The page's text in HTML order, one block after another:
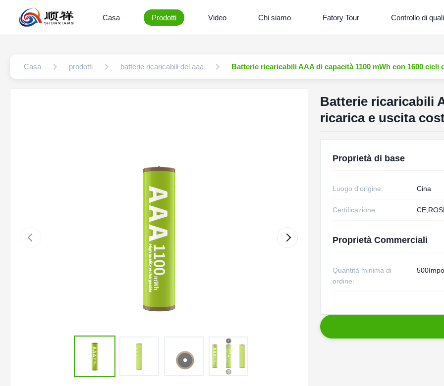
Casa Prodotti Video Chi siamo Fatory Tour Controllo di
Casa prodotti batterie ricaricabili del aaa Batterie ricaricabili AAA di capacità 1100 mWh con 1600 cicli
Batterie ricaricabili
ricarica e uscita
Proprietà di base
Luogo d'origine: Cina
Certificazione:
Proprietà Commerciali
Quantità minima di
ordine: